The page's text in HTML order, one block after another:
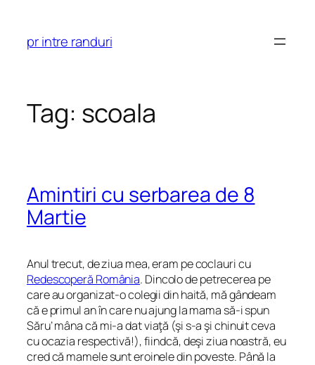
content
pr intre randuri
Tag: scoala
Amintiri cu serbarea de 8
Martie
Anul trecut, de ziua mea, eram pe coclauri cu
Redescoperă România. Dincolo de petrecerea pe
care au organizat-o colegii din haită, mă gândeam
că e primul an în care nu ajung la mama să-i spun
Săru’ mânacă mi-a dat viaţă (şi s-a şi chinuit ceva
cu ocazia respectivă!), fiindcă, deşi ziua noastră, eu
cred că mamele sunt eroinele din poveste. Până la